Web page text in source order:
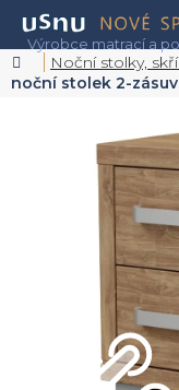
obsah
Domů
Noční stolky,
noční stolek 2-